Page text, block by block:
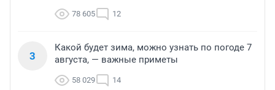
78 605 12
3
Какой будет зима, можно узнать по погоде 7
августа, — важные приметы
58 029 14